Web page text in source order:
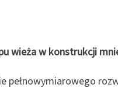
wieża w konstrukcji
pełnowymiarowego